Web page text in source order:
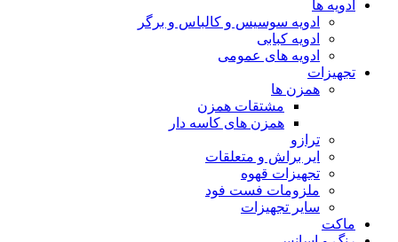
ادویه ها
ادویه سوسیس و کالباس و برگر
ادویه کبابی
ادویه های عمومی
تجهیزات
همزن ها
مشتقات همزن
همزن های کاسه دار
ترازو
ایر براش و متعلقات
تجهیزات قهوه
ملزومات فست فود
سایر تجهیزات
ماکت